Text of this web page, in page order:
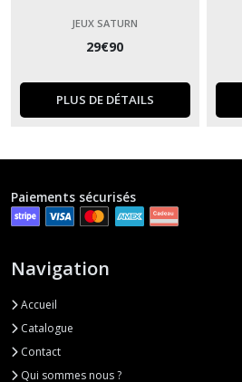
JEUX SATURN
29€90
PLUS DE DÉTAILS
Paiements sécurisés
Navigation
Accueil
Catalogue
Contact
Qui sommes nous ?